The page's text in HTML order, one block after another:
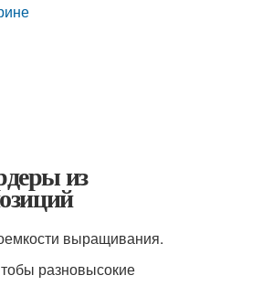
из
выращивания.
разновысокие